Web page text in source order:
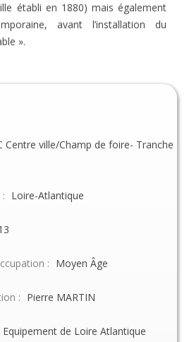
établi en 1880) mais également
avant l’installation du
».
Centre ville/Champ de foire- Tranche
Loire-Atlantique
: Moyen Âge
: Pierre MARTIN
Equipement de Loire Atlantique